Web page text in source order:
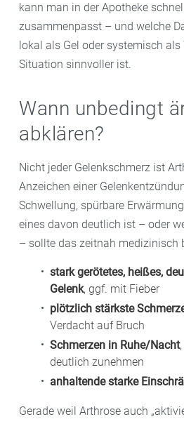
kann man in der Apotheke
zusammenpasst – und welche
lokal als Gel oder systemisch
Situation sinnvoller ist.
Wann unbedingt
abklären?
Nicht jeder Gelenkschmerz ist
Anzeichen einer
Schwellung, spürbare
eines davon deutlich ist – oder
– sollte das zeitnah medizinisch
stark gerötetes, heißes,
Gelenk, ggf. mit Fieber
plötzlich stärkste
Verdacht auf Bruch
Schmerzen in Ruhe/Nacht
deutlich zunehmen
anhaltende starke
Gerade weil Arthrose auch